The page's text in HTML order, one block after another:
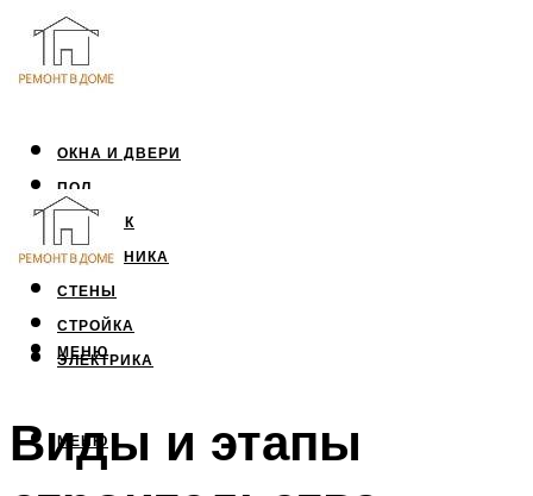
ОКНА И ДВЕРИ
ПОЛ
ПОТОЛОК
САНТЕХНИКА
СТЕНЫ
СТРОЙКА
ЭЛЕКТРИКА
МЕНЮ
МЕНЮ
Виды и этапы